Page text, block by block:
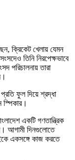
ক্রিকেট খেলায় যেমন
তিনি নিরপেক্ষভাবে
পরিচালনায় তারা
প্রতি ফুল দিয়ে শ্রদ্ধা
স্পিকার।
একটি গণতান্ত্রিক
আগামী দিনগুলোতে
একসঙ্গে কাজ করতে